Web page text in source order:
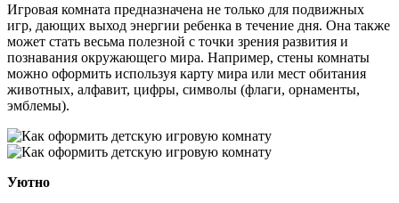
Игровая комната предназначена не только для подвижных
игр, дающих выход энергии ребенка в течение дня. Она также
может стать весьма полезной с точки зрения развития и
познавания окружающего мира. Например, стены комнаты
можно оформить используя карту мира или мест обитания
животных, алфавит, цифры, символы (флаги, орнаменты,
эмблемы).
Уютно